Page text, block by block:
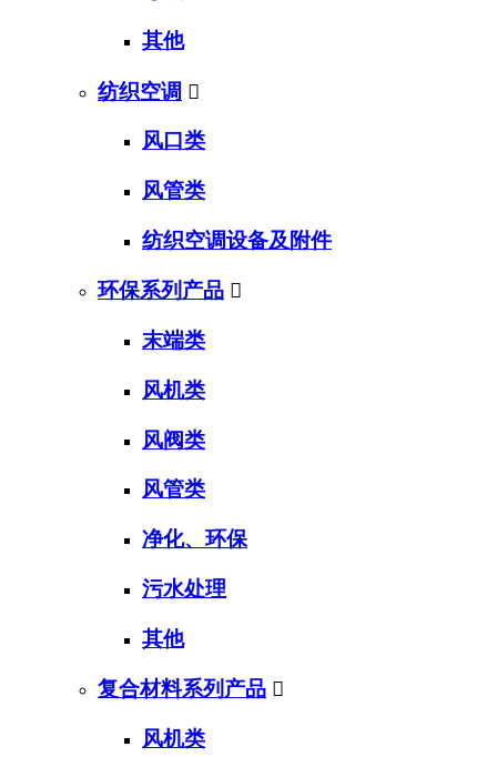
其他
纺织空调 
风口类
风管类
纺织空调设备及附件
环保系列产品 
末端类
风机类
风阀类
风管类
净化、环保
污水处理
其他
复合材料系列产品 
风机类